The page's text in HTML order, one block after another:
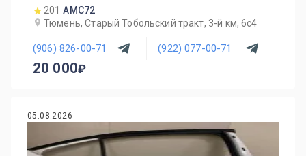
201 AMC72
Тюмень, Старый Тобольский тракт, 3-й км, 6с4
(906) 826-00-71 (922) 077-00-71
20 000
05.08.2026